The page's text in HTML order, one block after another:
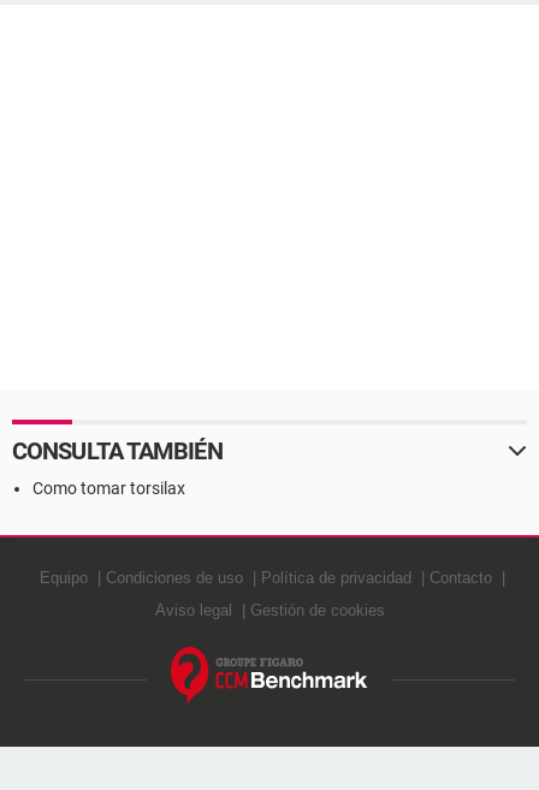
CONSULTA TAMBIÉN
Como tomar torsilax
Equipo Condiciones de uso Política de privacidad
Contacto
Aviso legal
Gestión de cookies